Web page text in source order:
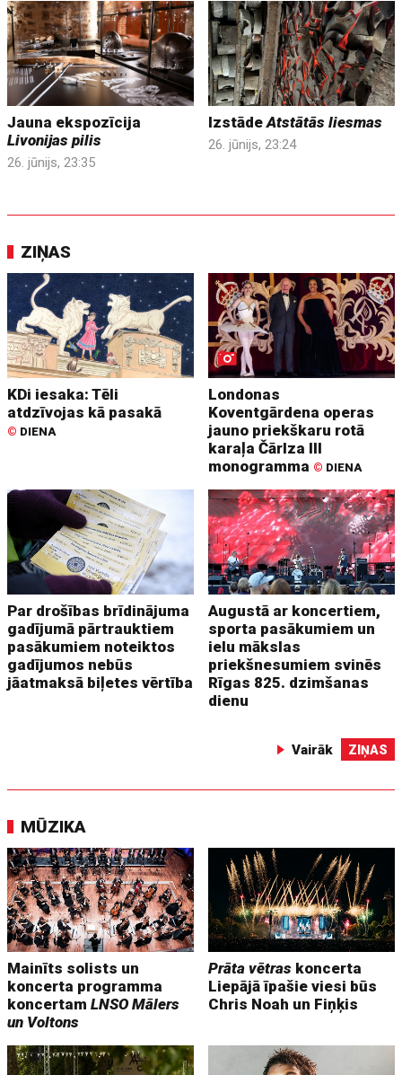
Jauna ekspozīcija
Livonijas pilis
26. jūnijs, 23:35
IzstādeAtstātās liesmas
26. jūnijs, 23:24
ZIŅAS
KDi iesaka: Tēli
atdzīvojas kā pasakā
© DIENA
Londonas
Koventgārdena operas
jauno priekškaru rotā
karaļa Čārlza III
monogramma © DIENA
Par drošības brīdinājuma
gadījumā pārtrauktiem
pasākumiem noteiktos
gadījumos nebūs
jāatmaksā biļetes vērtība
Augustā ar koncertiem,
sporta pasākumiem un
ielu mākslas
priekšnesumiem svinēs
Rīgas 825. dzimšanas
dienu
Vairāk ZIŅAS
MŪZIKA
Mainīts solists un
koncerta programma
koncertamLNSO Mālers
un Voltons
Prāta vētras koncerta
Liepājā īpašie viesi būs
Chris Noah un Fiņķis